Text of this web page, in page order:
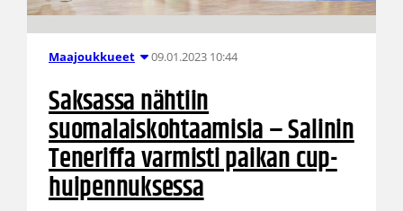
Maajoukkueet 09.01.2023 10:44
Saksassa nähtiin
suomalaiskohtaamisia – Salinin
Teneriffa varmisti paikan cup-
huipennuksessa